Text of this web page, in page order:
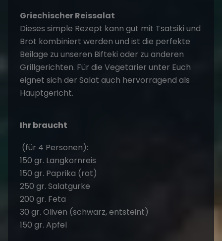
Griechischer Reissalat
Dieses simple Rezept kann gut mit Tsatsiki und
Brot kombiniert werden und ist die perfekte
Beilage zu unseren Bifteki oder zu anderen
Grillgerichten. Für die Vegetarier unter Euch
eignet sich der Salat auch hervorragend als
Hauptgericht.
Ihr braucht
(für 4 Personen):
150 gr. Langkornreis
150 gr. Paprika (rot)
250 gr. Salatgurke
200 gr. Feta
30 gr. Oliven (schwarz, entsteint)
150 gr. Apfel